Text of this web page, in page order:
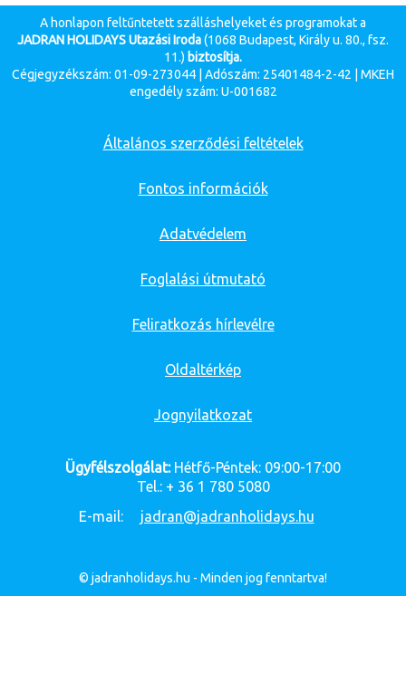
A honlapon feltűntetett szálláshelyeket és programokat a
JADRAN HOLIDAYS Utazási Iroda(1068 Budapest, Király u. 80., fsz.
11.) biztosítja.
Cégjegyzékszám: 01-09-273044 | Adószám: 25401484-2-42 | MKEH
engedély szám: U-001682
Általános szerződési feltételek
Fontos információk
Adatvédelem
Foglalási útmutató
Feliratkozás hírlevélre
Oldaltérkép
Jognyilatkozat
Ügyfélszolgálat:Hétfő-Péntek: 09:00-17:00
Tel.: + 36 1 780 5080
E-mail:
jadran@jadranholidays.hu
© jadranholidays.hu - Minden jog fenntartva!